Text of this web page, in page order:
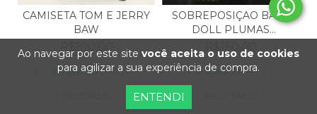
Ao navegar por este site você aceita o uso de cookies
para agilizar a sua experiência de compra.
ENTENDI
CAMISETA TOM E JERRY
BAW
R$100,00
x deR$50,00 sem juros
SOBREPOSIÇAO BABY
DOLL PLUMAS
R$160,00
3 x de R$53,33 sem juros